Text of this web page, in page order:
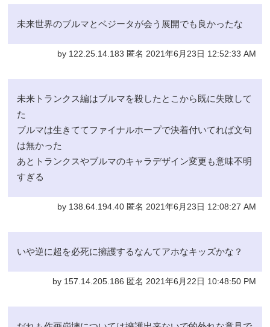
未来世界のブルマとベジータが会う展開でも良かったな
by 122.25.14.183 匿名 2021年6月23日 12:52:33 AM
未来トランクス編はブルマを殺したとこから既に失敗して
た
ブルマは生きててファイナルホープで決着付いてれば文句
は無かった
あとトランクスやブルマのキャラデザイン変更も意味不明
すぎる
by 138.64.194.40 匿名 2021年6月23日 12:08:27 AM
いや逆に超を必死に擁護するなんてアホなキッズかな？
by 157.14.205.186 匿名 2021年6月22日 10:48:50 PM